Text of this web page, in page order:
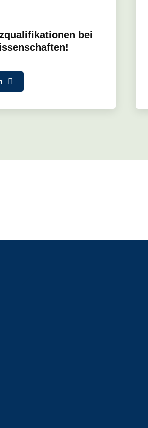
bei